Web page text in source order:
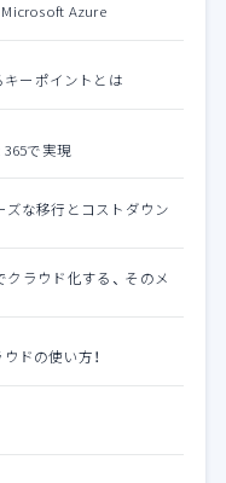
Azure
ーポイントとは
365で実現
な移行とコストダウン
ラウド化する、 そのメ
ドの使い方！